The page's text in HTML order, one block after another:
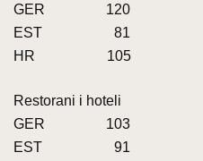
GER 120
EST 81
HR 105
Restorani i hoteli
GER 103
EST 91